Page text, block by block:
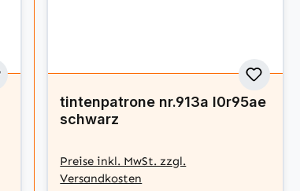
tintenpatrone nr.913a l0r95ae
schwarz
Preise inkl. MwSt. zzgl.
Versandkosten